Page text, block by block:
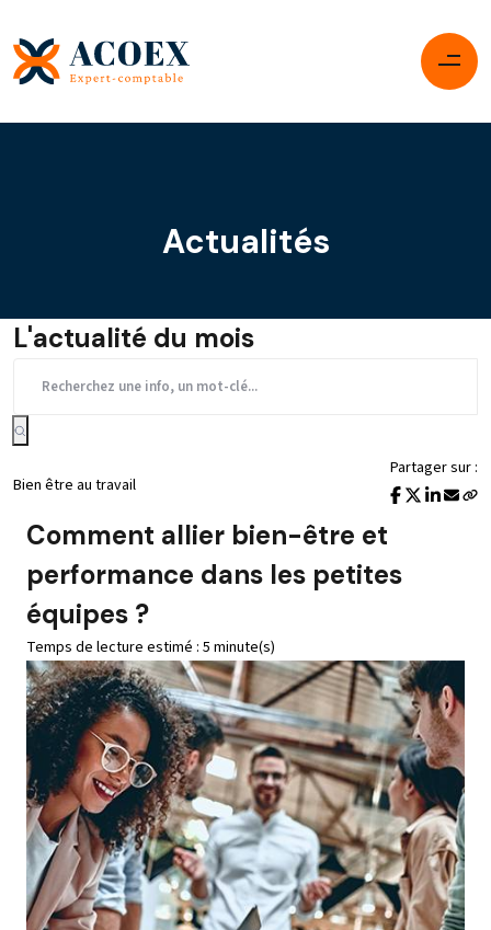
Actualités
L'actualité du mois
Bien être au travail
Partager sur :
Comment allier bien-être et
performance dans les petites
équipes ?
Temps de lecture estimé : 5 minute(s)